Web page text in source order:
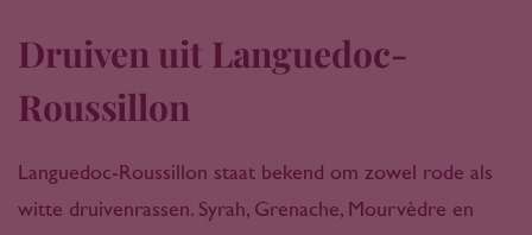
Druiven uit Languedoc-
Roussillon
Languedoc-Roussillon staat bekend om zowel rode als
witte druivenrassen. Syrah, Grenache, Mourvèdre en